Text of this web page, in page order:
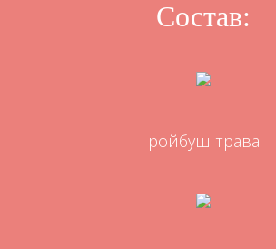
Состав:
ройбуш трава